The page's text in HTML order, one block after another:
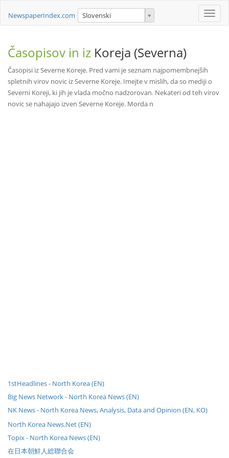
Toggle
NewspaperIndex.com Slovenski
Časopisov in iz Koreja (Severna)
Časopisi iz Severne Koreje. Pred vami je seznam najpomembnejših
spletnih virov novic iz Severne Koreje. Imejte v mislih, da so mediji o
Severni Koreji, ki jih je vlada močno nadzorovan. Nekateri od teh virov
novic se nahajajo izven Severne Koreje. Morda n
1stHeadlines - North Korea (EN)
Big News Network - North Korea News (EN)
NK News - North Korea News, Analysis, Data and Opinion (EN, KO)
North Korea News.Net (EN)
Topix - North Korea News (EN)
在日本朝鮮人総聯合会